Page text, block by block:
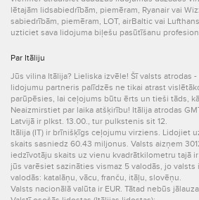
lētajām lidsabiedrībām, piemēram, Ryanair vai
sabiedrībām, piemēram, LOT, airBaltic vai
uzticiet sava lidojuma biļešu pasūtīšanu
Par Itāliju
Jūs vilina Itālija? Lieliska izvēle! Šī valsts atrodas - Eiropā. aero.lv, un jūsu lēto
lidojumu partneris palīdzēs ne tikai atrast
parūpēsies, lai ceļojums būtu ērts un tieši tāds,
Neaizmirstiet par laika atšķirību! Itālija atrodas
Latvijā ir plkst. 13.00., tur pulkstenis sit 12.
Itālija (IT) ir brīnišķīgs ceļojumu virziens. Lidojiet
skaits sasniedz 60.43 miljonus. Valsts aizņem
iedzīvotāju skaits uz vienu kvadrātkilometru tajā ir 200.6.
jūs varēsiet sazināties vismaz 5 valodās, jo valsts
valodās: katalāņu, vācu, franču, itāļu, slovēņu.
Valsts nacionālā valūta ir EUR.